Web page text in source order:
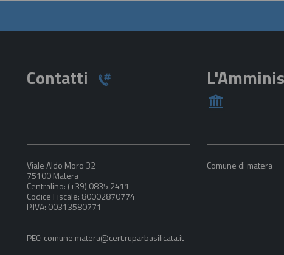
Contatti
Viale Aldo Moro 32
75100 Matera
Centralino: (+39) 0835 2411
Codice Fiscale: 80002870774
P.IVA: 00313580771
PEC: comune.matera@cert.ruparbasilicata.it
Comune di matera